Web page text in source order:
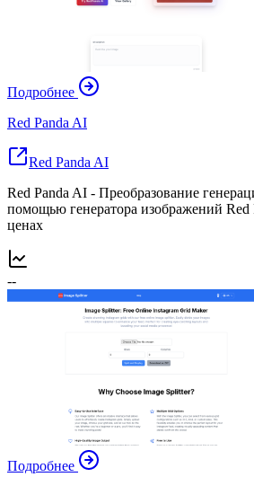
Подробнее
Red Panda AI
Red Panda AI
Red Panda AI - Преобразование
помощью генератора изображений
ценах
--
Подробнее